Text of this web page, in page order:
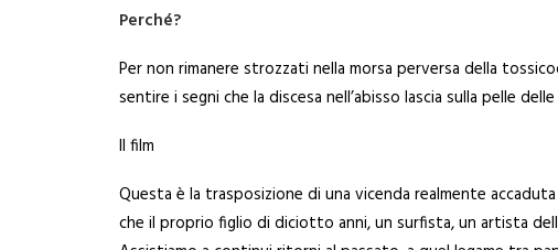
Perché?
Per non rimanere strozzati nella morsa perversa della
sentire i segni che la discesa nell’abisso lascia sulla pelle
Il film
Questa è la trasposizione di una vicenda realmente
che il proprio figlio di diciotto anni, un surfista, un artista